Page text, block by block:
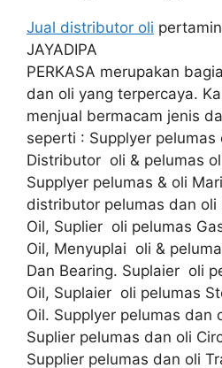
Jual distributor oli
JAYADIPA
PERKASA merupakan
dan oli yang terpercaya.
menjual bermacam jenis
seperti : Supplyer
Distributor oli & pelumas
Supplyer pelumas & oli
distributor pelumas dan oli
Oil, Suplier oli pelumas
Oil, Menyuplai oli &
Dan Bearing. Suplaier oli
Oil, Suplaier oli pelumas
Oil. Supplyer pelumas dan
Suplier pelumas dan oli
Supplier pelumas dan oli